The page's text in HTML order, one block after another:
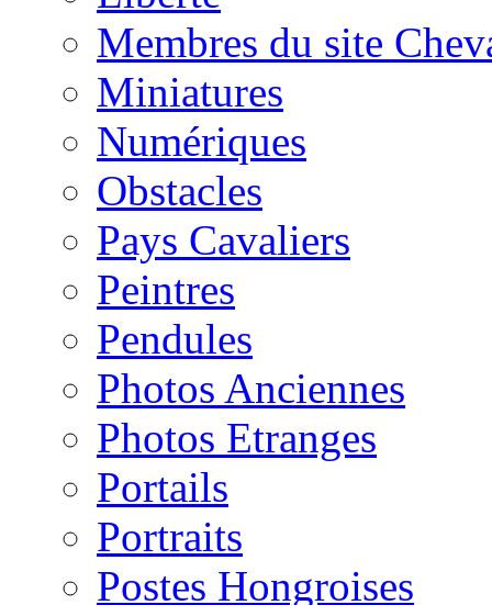
Membres du site
Miniatures
Numériques
Obstacles
Pays Cavaliers
Peintres
Pendules
Photos Anciennes
Photos Etranges
Portails
Portraits
Postes Hongroises